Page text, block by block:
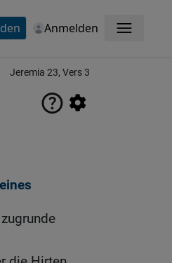
Anmelden Menü
Jeremia 23, Vers 3